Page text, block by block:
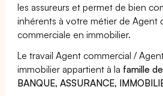
les assureurs et permet de bien
inhérents à votre métier de Agent
commerciale en immobilier.
Le travail Agent commercial /
immobilier appartient à la famille
BANQUE, ASSURANCE,